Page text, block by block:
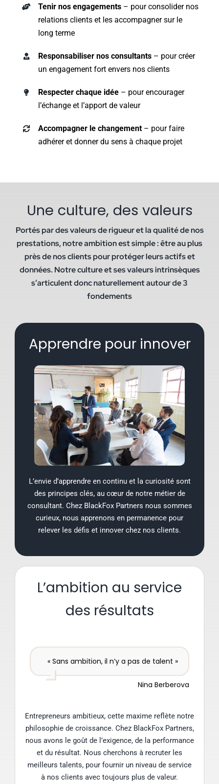
Tenir nos engagements – pour consolider nos
relations clients et les accompagner sur le
long terme
Responsabiliser nos consultants – pour créer
un engagement fort envers nos clients
Respecter chaque idée – pour encourager
l’échange et l’apport de valeur
Accompagner le changement – pour faire
adhérer et donner du sens à chaque projet
Une culture, des valeurs
Portés par des valeurs de rigueur et la qualité de nos
prestations, notre ambition est simple : être au plus
près de nos clients pour protéger leurs actifs et
données. Notre culture et ses valeurs intrinsèques
s’articulent donc naturellement autour de 3
fondements
Apprendre pour innover
L’envie d’apprendre en continu et la curiosité sont
des principes clés, au cœur de notre métier de
consultant. Chez BlackFox Partners nous sommes
curieux, nous apprenons en permanence pour
relever les défis et innover chez nos clients.
L’ambition au service
des résultats
« Sans ambition, il n’y a pas de talent »
Nina Berberova
Entrepreneurs ambitieux, cette maxime reflète notre
philosophie de croissance. Chez BlackFox Partners,
nous avons le goût de l’exigence, de la performance
et du résultat. Nous cherchons à recruter les
meilleurs talents, pour fournir un niveau de service
à nos clients avec toujours plus de valeur.